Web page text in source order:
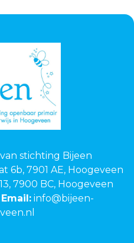
stichting Bijeen
6b, 7901 AE, Hoogeveen
7900 BC, Hoogeveen
Email: info@bijeen-